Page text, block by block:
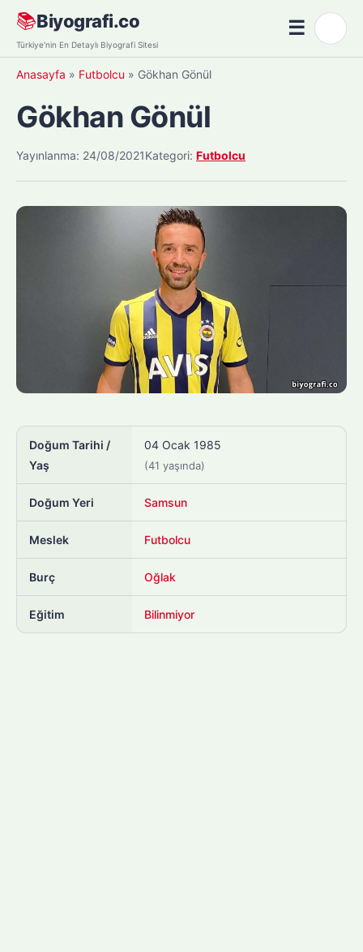
Skip
content
📚Biyografi.co
Türkiye'nin En Detaylı Biyografi Sitesi
☰Menü
Anasayfa » Futbolcu » Gökhan Gönül
Gökhan Gönül
Yayınlanma: 24/08/2021Kategori: Futbolcu
Doğum Tarihi /
Yaş
04 Ocak 1985
(41 yaşında)
Doğum Yeri Samsun
Meslek Futbolcu
Burç Oğlak
Eğitim Bilinmiyor